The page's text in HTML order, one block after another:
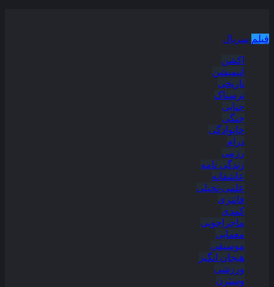
فیلم سریال
اکشن
انیمیشن
تاریخی
ترسناک
جنایی
جنگی
خانوادگی
درام
رزمی
زندگی نامه
عاشقانه
علمی-تخیلی
فانتزی
کمدی
ماجراجویی
معمایی
موسیقی
هیجان انگیز
ورزشی
وسترن